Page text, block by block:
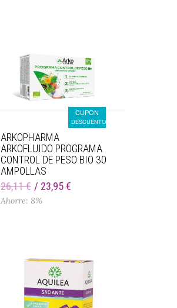
CUPON
DESCUENTO
ARKOPHARMA
ARKOFLUIDO PROGRAMA
CONTROL DE PESO BIO 30
AMPOLLAS
26,11 €
23,95 €
Ahorre: 8%